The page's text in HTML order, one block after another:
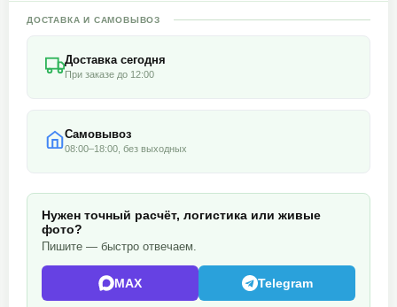
ДОСТАВКА И САМОВЫВОЗ
Доставка сегодня
При заказе до 12:00
Самовывоз
08:00–18:00, без выходных
Нужен точный расчёт, логистика или живые
фото?
Пишите — быстро отвечаем.
MAX Telegram